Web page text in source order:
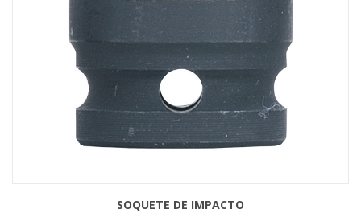
SOQUETE DE IMPACTO